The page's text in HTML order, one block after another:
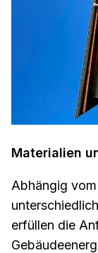
Materialien
Abhängig
erfüllen die